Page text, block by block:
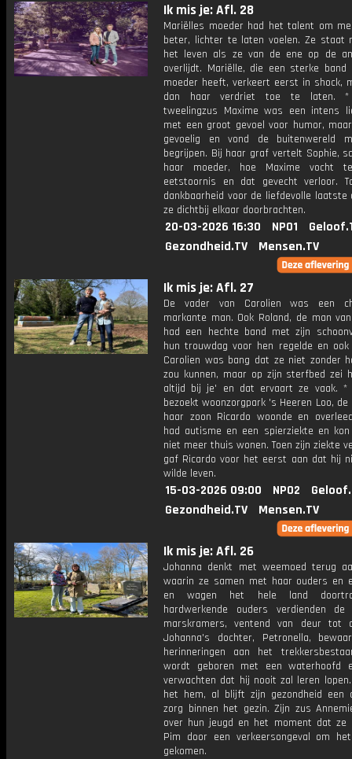
Ik mis je: Afl. 28
Mariëlles moeder had het talent om
beter, lichter te laten voelen. Ze staat
het leven als ze van de ene op de
overlijdt. Mariëlle, die een sterke
moeder heeft, verkeert eerst in shock,
dan haar verdriet toe te laten. *
tweelingzus Maxime was een intens
met een groot gevoel voor humor,
gevoelig en vond de buitenwereld
begrijpen. Bij haar graf vertelt Sophie,
haar moeder, hoe Maxime vocht
eetstoornis en dat gevecht verloor.
dankbaarheid voor de liefdevolle laatste
ze dichtbij elkaar doorbrachten.
20-03-2026 16:30 NPO1
Gezondheid.TV
Mensen.TV
Ik mis je: Afl. 27
De vader van Carolien was een
markante man. Ook Roland, de man
had een hechte band met zijn
hun trouwdag voor hen regelde en ook
Carolien was bang dat ze niet zonder
zou kunnen, maar op zijn sterfbed zei
altijd bij je' en dat ervaart ze vaak. *
bezoekt woonzorgpark 's Heeren Loo,
haar zoon Ricardo woonde en
had autisme en een spierziekte en
niet meer thuis wonen. Toen zijn ziekte
gaf Ricardo voor het eerst aan dat hij
wilde leven.
15-03-2026 09:00 NPO2
Gezondheid.TV
Mensen.TV
Ik mis je: Afl. 26
Johanna denkt met weemoed terug
waarin ze samen met haar ouders en
en wagen het hele land
hardwerkende ouders verdienden
marskramers, ventend van deur tot
Johanna's dochter, Petronella,
herinneringen aan het
wordt geboren met een waterhoofd
verwachten dat hij nooit zal leren
het hem, al blijft zijn gezondheid een
zorg binnen het gezin. Zijn zus
over hun jeugd en het moment dat ze
Pim door een verkeersongeval om
gekomen.